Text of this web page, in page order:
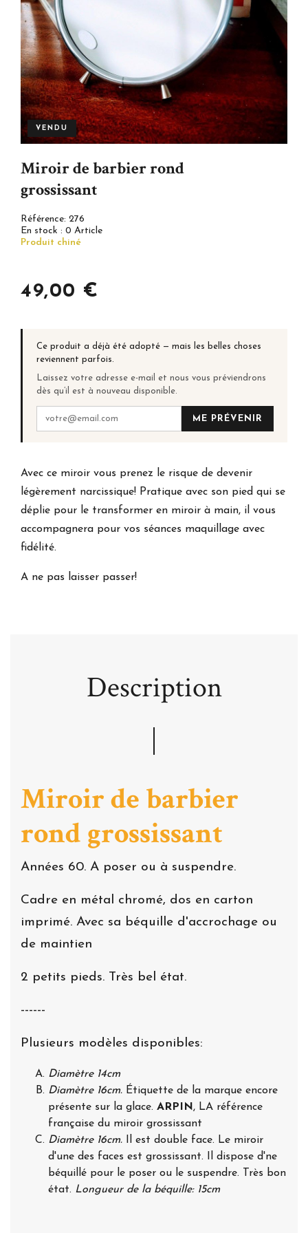
VENDU
Miroir de barbier rond
grossissant
Référence: 276
En stock : 0 Article
Produit chiné
49,00 €
Ce produit a déjà été adopté — mais les belles choses
reviennent parfois.
Laissez votre adresse e-mail et nous vous préviendrons
dès qu’il est à nouveau disponible.
ME PRÉVENIR
Avec ce miroir vous prenez le risque de devenir
légèrement narcissique! Pratique avec son pied qui se
déplie pour le transformer en miroir à main, il vous
accompagnera pour vos séances maquillage avec
fidélité.
A ne pas laisser passer!
Description
Miroir de barbier
rond grossissant
Années 60. A poser ou à suspendre.
Cadre en métal chromé, dos en carton
imprimé. Avec sa béquille d'accrochage ou
de maintien
2 petits pieds. Très bel état.
------
Plusieurs modèles disponibles:
Diamètre 14cm
Diamètre 16cm. Étiquette de la marque encore
présente sur la glace. ARPIN, LA référence
française du miroir grossissant
Diamètre 16cm.
Il est double face. Le miroir
d'une des faces est grossissant. Il dispose d'ne
béquillé pour le poser ou le suspendre. Très bon
état. Longueur de la béquille: 15cm